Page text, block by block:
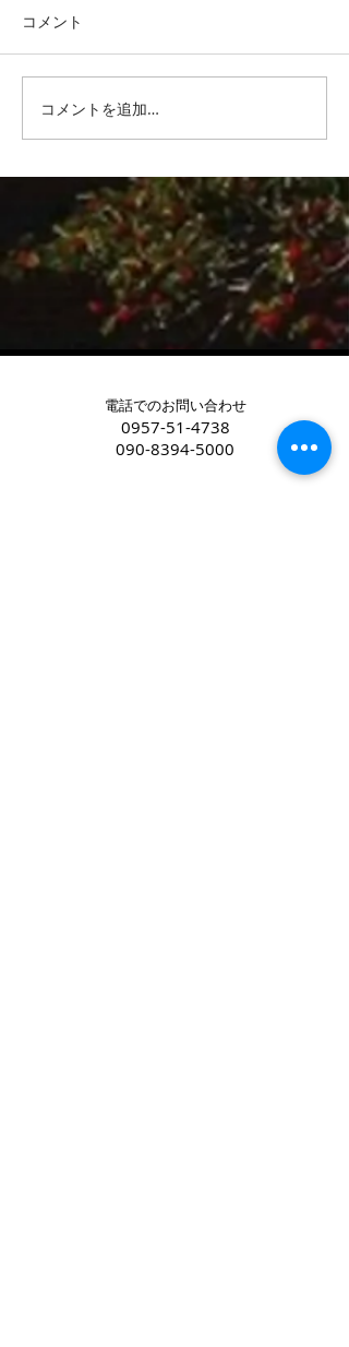
中古キャンピングカー購
入後のお悩み
コメント
コメントを追加…
電話でのお問い合わせ
0957-51-4738
090-8394-5000